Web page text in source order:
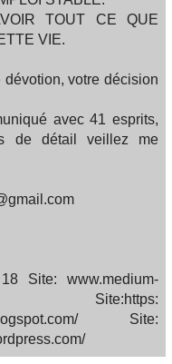
TOUT CE QUE
VIE.
votre décision
avec 41 esprits,
de détail veillez me
Site: www.medium-
Site:https:
Site: